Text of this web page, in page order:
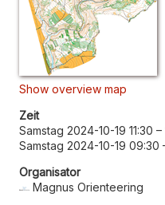
Show overview map
Zeit
Samstag 2024-10-19 11:30 –
Samstag 2024-10-19 09:30
Organisator
Magnus Orienteering